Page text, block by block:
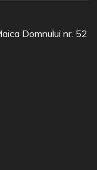
Domnului nr. 52